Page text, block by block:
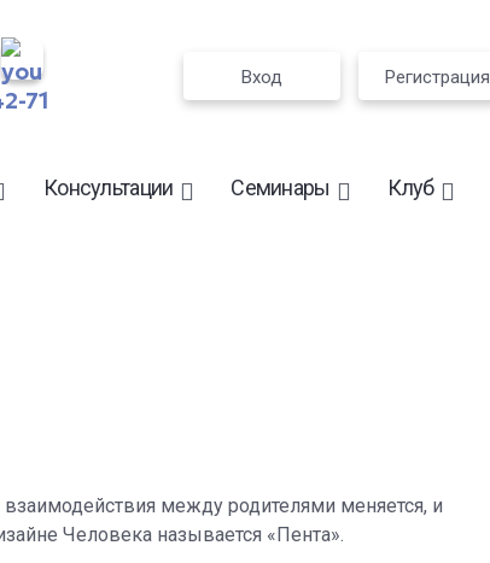
71
Вход Регистрация
Консультации Семинары Клуб
между родителями меняется, и
Человека называется «Пента».